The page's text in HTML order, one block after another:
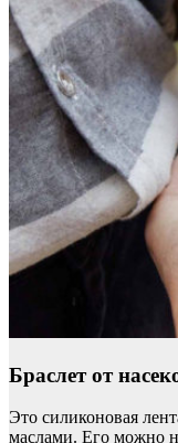
Браслет от
Это силиконовая
маслами. Его можно